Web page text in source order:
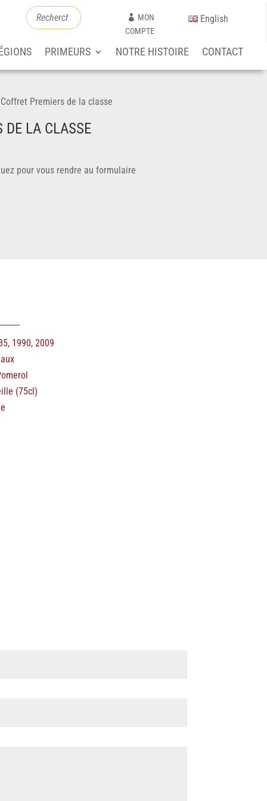
MON
COMPTE
English
PRIMEURS NOTRE HISTOIRE CONTACT
Coffret Premiers de la classe
DE LA CLASSE
pour vous rendre au formulaire
1990, 2009
(75cl)